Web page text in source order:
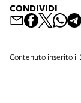
CONDIVIDI
Contenuto inserito il